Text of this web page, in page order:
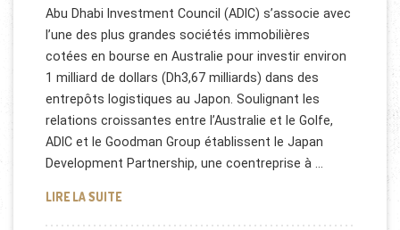
Abu Dhabi Investment Council (ADIC) s’associe avec
l’une des plus grandes sociétés immobilières
cotées en bourse en Australie pour investir environ
1 milliard de dollars (Dh3,67 milliards) dans des
entrepôts logistiques au Japon. Soulignant les
relations croissantes entre l’Australie et le Golfe,
ADIC et le Goodman Group établissent le Japan
Development Partnership, une coentreprise à …
LIRE LA SUITEIMMOBILIER: ACCORD ENTRE ABU DHABI ET